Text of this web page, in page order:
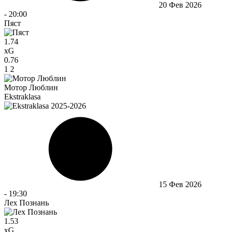
20 Фев 2026
- 20:00
Пяст
1.74
xG
0.76
1 2
Мотор Люблин
Ekstraklasa
15 Фев 2026
- 19:30
Лех Познань
1.53